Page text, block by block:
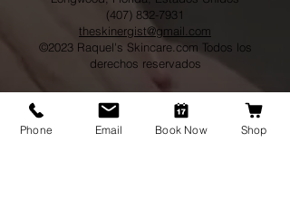
(407) 832-7931
theskinergist@gmail.com
©2023 Raquel's Skincare.com Todos los
derechos reservados
Phone Email Book Now Shop